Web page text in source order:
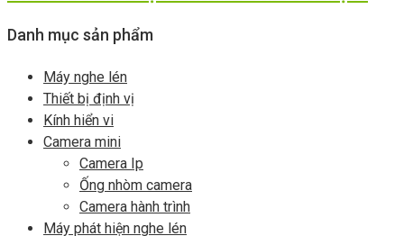
Danh mục sản phẩm
Máy nghe lén
Thiết bị định vị
Kính hiển vi
Camera mini
Camera Ip
Ống nhòm camera
Camera hành trình
Máy phát hiện nghe lén